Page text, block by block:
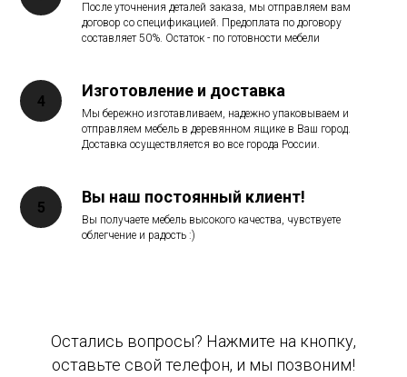
После уточнения деталей заказа, мы отправляем вам
договор со спецификацией. Предоплата по договору
составляет 50%. Остаток - по готовности мебели
Изготовление и доставка
Мы бережно изготавливаем, надежно упаковываем и
отправляем мебель в деревянном ящике в Ваш город.
Доставка осуществляется во все города России.
Вы наш постоянный клиент!
Вы получаете мебель высокого качества, чувствуете
облегчение и радость :)
Остались вопросы? Нажмите на кнопку,
оставьте свой телефон, и мы позвоним!